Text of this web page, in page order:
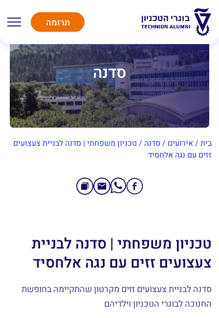
תרומה
סדנה
בית /אירועים /סדנה / טכניון משפחתי | סדנה לבניית צעצועים
זזים עם נגה אלחסיד
טכניון משפחתי | סדנה לבניית
צעצועים זזים עם נגה אלחסיד
סדנה לבניית צעצועים זזים מקרטון שהתקיימה בחופשת
החנוכה לבוגרי הטכניון וילדיהם